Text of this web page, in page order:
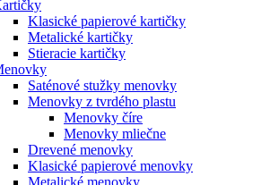
Klasické papierové kartičky
Metalické kartičky
Stieracie kartičky
Saténové stužky menovky
Menovky z tvrdého plastu
Menovky číre
Menovky mliečne
Drevené menovky
Klasické papierové menovky
Metalické menovky